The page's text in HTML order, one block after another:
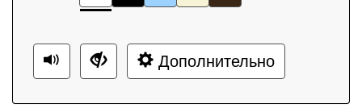
Дополнительно